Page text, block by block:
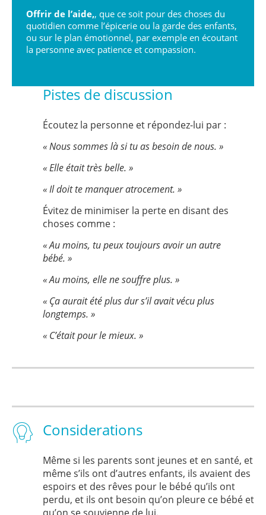
Offrir de l’aide,, que ce soit pour des choses du
quotidien comme l’épicerie ou la garde des enfants,
ou sur le plan émotionnel, par exemple en écoutant
la personne avec patience et compassion.
Pistes de discussion
Écoutez la personne et répondez-lui par :
« Nous sommes là si tu as besoin de nous. »
« Elle était très belle. »
« Il doit te manquer atrocement. »
Évitez de minimiser la perte en disant des
choses comme :
« Au moins, tu peux toujours avoir un autre
bébé. »
« Au moins, elle ne souffre plus. »
« Ça aurait été plus dur s’il avait vécu plus
longtemps. »
« C’était pour le mieux. »
Considerations
Même si les parents sont jeunes et en santé, et
même s’ils ont d’autres enfants, ils avaient des
espoirs et des rêves pour le bébé qu’ils ont
perdu, et ils ont besoin qu’on pleure ce bébé et